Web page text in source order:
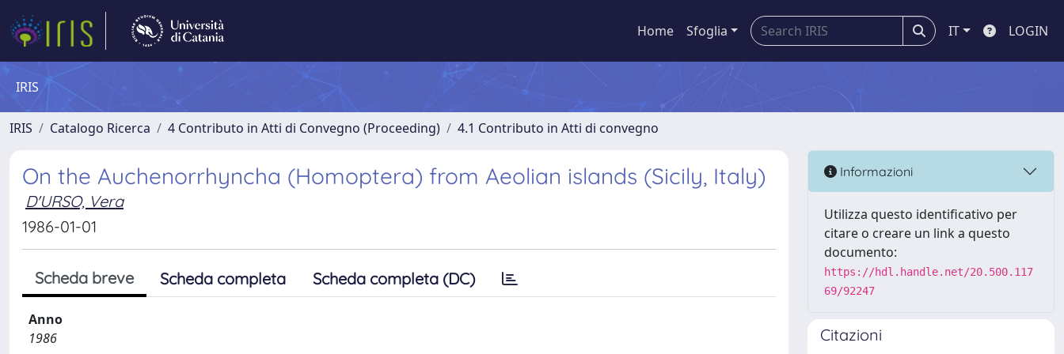
Home Sfoglia IT LOGIN
IRIS
IRIS Catalogo Ricerca 4 Contributo in Atti di Convegno (Proceeding) 4.1 Contributo in Atti di convegno
On the Auchenorrhyncha (Homoptera) from Aeolian islands (Sicily, Italy)
D'URSO, Vera
1986-01-01
Scheda breve Scheda completa Scheda completa (DC)
Anno
1986
Informazioni
Utilizza questo identificativo per
citare o creare un link a questo
documento:
https://hdl.handle.net/20.500.117
69/92247
Citazioni